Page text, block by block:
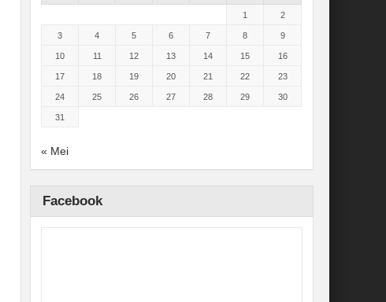
1 2
3 4 5 6 7 8 9
10 11 12 13 14 15 16
17 18 19 20 21 22 23
24 25 26 27 28 29 30
31
« Mei
Facebook